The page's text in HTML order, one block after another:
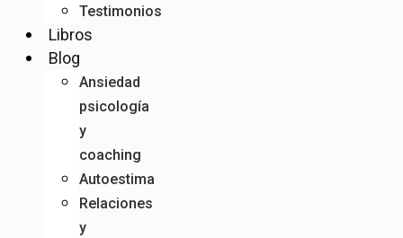
Testimonios
Libros
Blog
Ansiedad
psicología
y
coaching
Autoestima
Relaciones
y